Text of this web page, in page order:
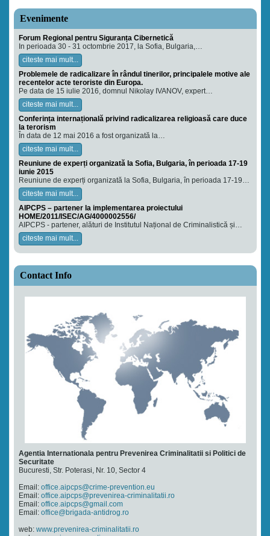
Evenimente
Forum Regional pentru Siguranța Cibernetică
In perioada 30 - 31 octombrie 2017, la Sofia, Bulgaria,…
citeste mai mult...
Problemele de radicalizare în rândul tinerilor, principalele motive ale
recentelor acte teroriste din Europa.
Pe data de 15 iulie 2016, domnul Nikolay IVANOV, expert…
citeste mai mult...
Conferința internațională privind radicalizarea religioasă care duce
la terorism
În data de 12 mai 2016 a fost organizată la…
citeste mai mult...
Reuniune de experți organizată la Sofia, Bulgaria, în perioada 17-19
iunie 2015
Reuniune de experți organizată la Sofia, Bulgaria, în perioada 17-19…
citeste mai mult...
AIPCPS – partener la implementarea proiectului
HOME/2011/ISEC/AG/4000002556/
AIPCPS - partener, alături de Institutul Național de Criminalistică și…
citeste mai mult...
Contact Info
Agentia Internationala pentru Prevenirea Criminalitatii si Politici de
Securitate
Bucuresti, Str. Poterasi, Nr. 10, Sector 4
Email: office.aipcps@crime-prevention.eu
Email: office.aipcps@prevenirea-criminalitatii.ro
Email: office.aipcps@gmail.com
Email: office@brigada-antidrog.ro
web: www.prevenirea-criminalitatii.ro